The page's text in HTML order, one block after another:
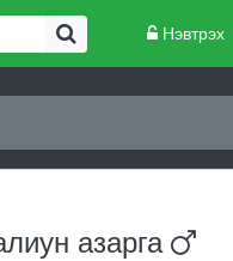
Нэвтрэх
азарга